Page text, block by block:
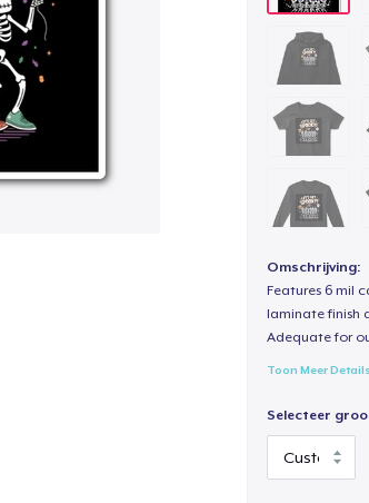
Omschrijving:
Features 6 mil
laminate finish
Adequate for
Toon Meer Details
Selecteer